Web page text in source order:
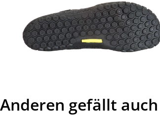
Anderen gefällt auch